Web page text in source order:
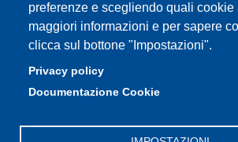
preferenze e scegliendo quali cookie
maggiori informazioni e per sapere
clicca sul bottone "Impostazioni".
Privacy policy
Documentazione Cookie
Partita IVA: 00427620364
Dipartimento di Comunicazione ed
PEC: dce@pec.unimore.it
Telefono: 0522 523000